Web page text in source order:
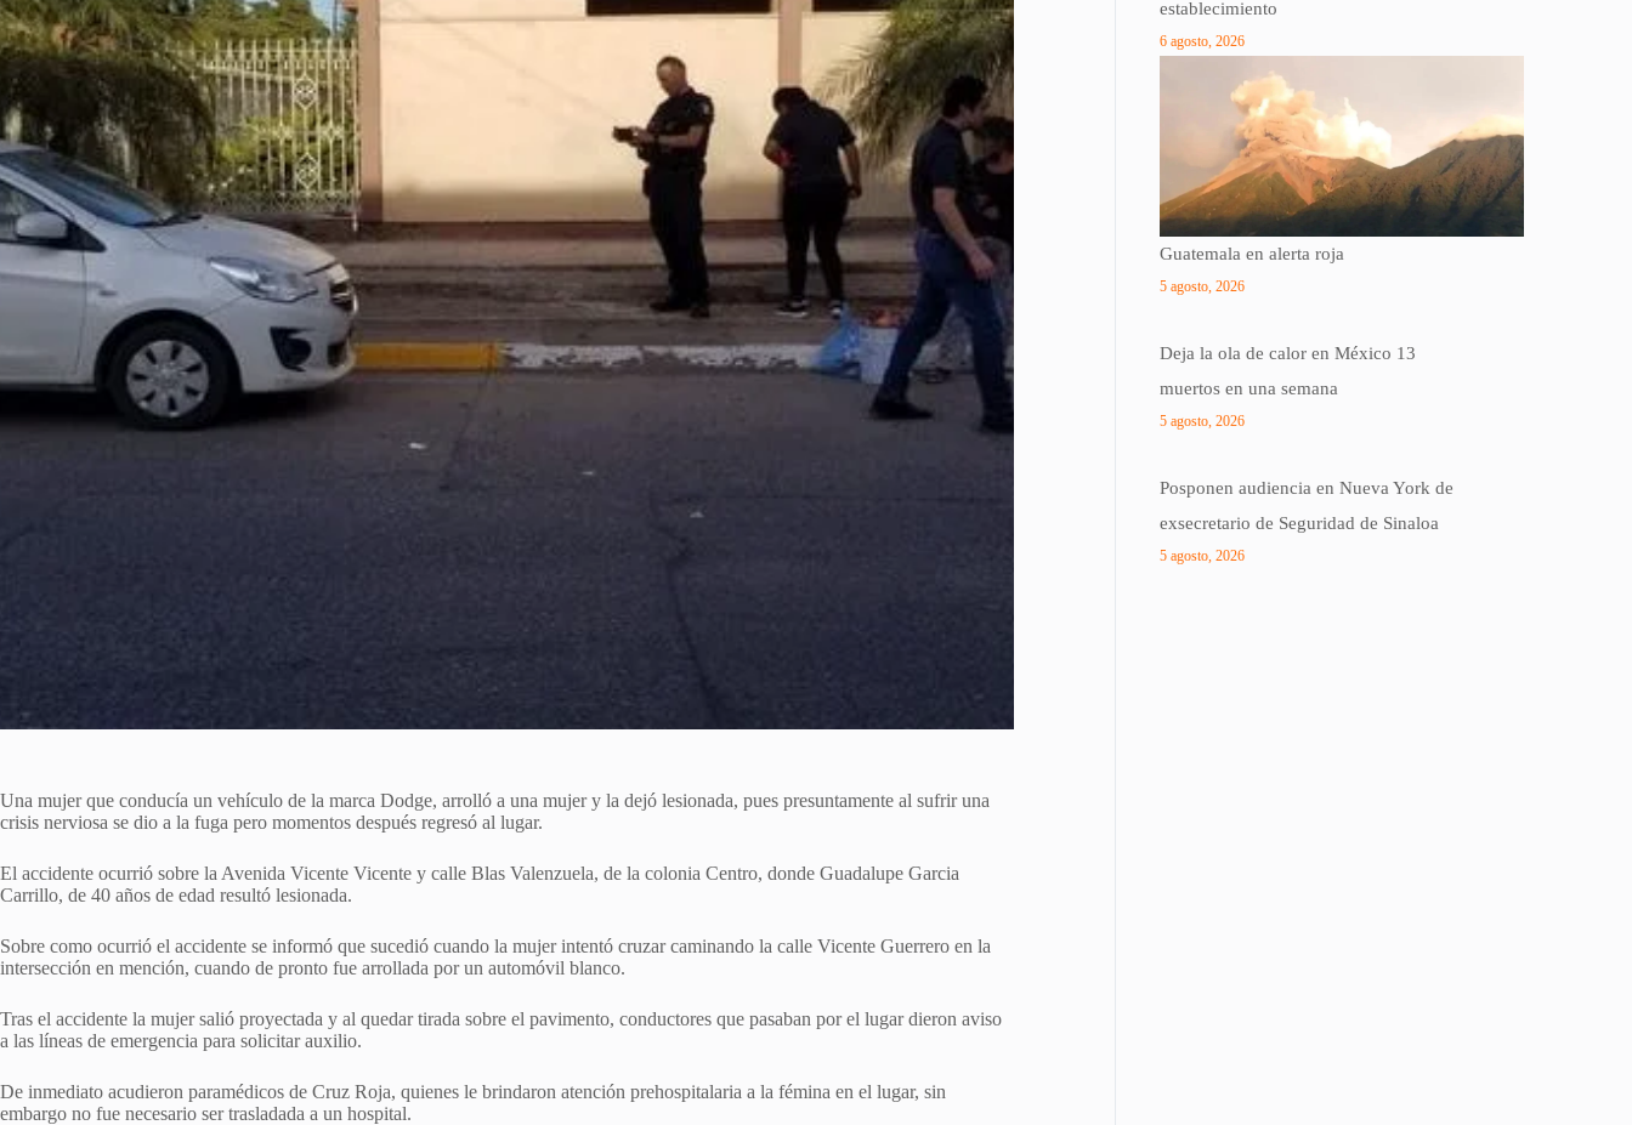
Una mujer que conducía un vehículo de la marca Dodge, arrolló a una mujer y la dejó lesionada, pues presuntamente al sufrir una
crisis nerviosa se dio a la fuga pero momentos después regresó al lugar.
El accidente ocurrió sobre la Avenida Vicente Vicente y calle Blas Valenzuela, de la colonia Centro, donde Guadalupe Garcia
Carrillo, de 40 años de edad resultó lesionada.
Sobre como ocurrió el accidente se informó que sucedió cuando la mujer intentó cruzar caminando la calle Vicente Guerrero en la
intersección en mención, cuando de pronto fue arrollada por un automóvil blanco.
Tras el accidente la mujer salió proyectada y al quedar tirada sobre el pavimento, conductores que pasaban por el lugar dieron aviso
a las líneas de emergencia para solicitar auxilio.
De inmediato acudieron paramédicos de Cruz Roja, quienes le brindaron atención prehospitalaria a la fémina en el lugar, sin
embargo no fue necesario ser trasladada a un hospital.
establecimiento
6 agosto, 2026
Guatemala en alerta roja
5 agosto, 2026
Deja la ola de calor en México 13
muertos en una semana
5 agosto, 2026
Posponen audiencia en Nueva York de
exsecretario de Seguridad de Sinaloa
5 agosto, 2026